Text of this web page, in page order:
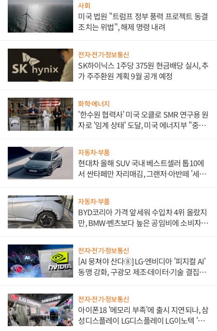
사회
미국 법원 "트럼프 정부 풍력 프로젝트 동결
조치는 위법", 해제 명령 내려
전자·전기·정보통신
SK하이닉스 1주당 375원 현금배당 실시, 추
가 주주환원 계획 9월 공개 예정
화학·에너지
'한수원 협력사' 미국 오클로 SMR 연구용 원
자로 '임계 상태' 도달, 미국 에너지부 "중요
자동차·부품
현대차 올해 SUV 국내 베스트셀러 톱10에
서 싼타페만 자리매김, 그랜저·아반떼 '세단
자동차·부품
BYD코리아 가격 앞세워 수입차 4위 올랐지
만, BMW·벤츠보다 높은 공임비에 소비자
전자·전기·정보통신
[AI 뭉쳐야 산다⑧] LG·엔비디아 '피지컬 AI'
동맹 강화, 구광모 제조·데이터·기술 결집
전자·전기·정보통신
아이폰18 '메모리 부족'에 출시 지연되나, 삼
성디스플레이 LG디스플레이 LG이노텍 '탈